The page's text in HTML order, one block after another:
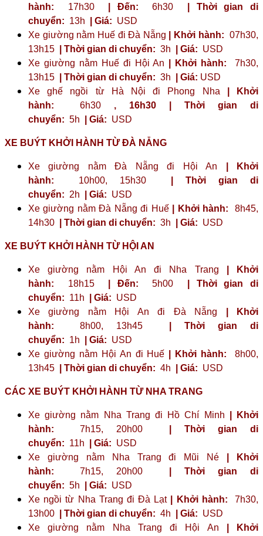
hành: 17h30 | Đến: 6h30
| Thời gian di
chuyển: 13h | Giá: USD
Xe giường nằm Huế đi Đà Nẵng
| Khởi hành: 07h30,
13h15
| Thời gian di chuyển: 3h | Giá: USD
Xe giường nằm Huế đi Hội An
| Khởi hành: 7h30,
13h15
| Thời gian di chuyển: 3h | Giá: USD
Xe ghế ngồi từ Hà Nội đi Phong Nha
| Khởi
hành: 6h30 , 16h30
| Thời gian di
chuyển: 5h | Giá: USD
XE BUÝT KHỞI HÀNH TỪ ĐÀ NẴNG
Xe giường nằm Đà Nẵng đi Hội An
| Khởi
hành: 10h00, 15h30
| Thời gian di
chuyển: 2h | Giá: USD
Xe giường nằm Đà Nẵng đi Huế
| Khởi hành: 8h45,
14h30
| Thời gian di chuyển: 3h | Giá: USD
XE BUÝT KHỞI HÀNH TỪ HỘI AN
Xe giường nằm Hội An đi Nha Trang
| Khởi
hành: 18h15 | Đến: 5h00
| Thời gian di
chuyển: 11h | Giá: USD
Xe giường nằm Hội An đi Đà Nẵng
| Khởi
hành: 8h00, 13h45
| Thời gian di
chuyển: 1h | Giá: USD
Xe giường nằm Hội An đi Huế
| Khởi hành: 8h00,
13h45
| Thời gian di chuyển: 4h | Giá: USD
CÁC XE BUÝT KHỞI HÀNH TỪ NHA TRANG
Xe giường nằm Nha Trang đi Hồ Chí Minh
| Khởi
hành: 7h15, 20h00
| Thời gian di
chuyển: 11h | Giá: USD
Xe giường nằm Nha Trang đi Mũi Né
| Khởi
hành: 7h15, 20h00
| Thời gian di
chuyển: 5h | Giá: USD
Xe ngồi từ Nha Trang đi Đà Lạt
| Khởi hành: 7h30,
13h00
| Thời gian di chuyển: 4h | Giá: USD
Xe giường nằm Nha Trang đi Hội An
| Khởi